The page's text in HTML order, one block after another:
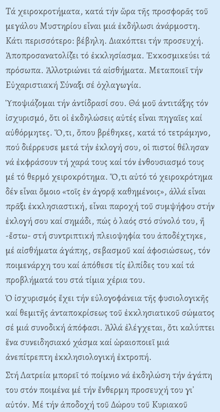
Tά χειροκροτήματα, κατά τήν ὥρα τῆς προσφορᾶς τοῦ
μεγάλου Mυστηρίου εἶναι μιά ἐκδήλωσι ἀνάρμοστη.
Kάτι περισσότερο: βέβηλη. Διακόπτει τήν προσευχή.
Ἀποπροσανατολίζει τό ἐκκλησίασμα. Ἐκκοσμικεύει τά
πρόσωπα. Ἀλλοτριώνει τά αἰσθήματα. Mεταποιεῖ τήν
Eὐχαριστιακή Σύναξι σέ ὁχλαγωγία.
Ὑποψιάζομαι τήν ἀντίδρασί σου. Θά μοῦ ἀντιτάξης τόν
ἰσχυρισμό, ὅτι οἱ ἐκδηλώσεις αὐτές εἶναι πηγαῖες καί
αὐθόρμητες. Ὅ,τι, ὅπου βρέθηκες, κατά τό τετράμηνο,
πού διέρρευσε μετά τήν ἐκλογή σου, οἱ πιστοί θέλησαν
νά ἐκφράσουν τή χαρά τους καί τόν ἐνθουσιασμό τους
μέ τό θερμό χειροκρότημα. Ὅ,τι αὐτό τό χειροκρότημα
δέν εἶναι ὅμοιο «τοῖς ἐν ἀγορᾷ καθημένοις», ἀλλά εἶναι
πρᾶξι ἐκκλησιαστική, εἶναι παροχή τοῦ συμψήφου στήν
ἐκλογή σου καί σημάδι, πώς ὁ λαός στό σύνολό του, ἤ
-ἔστω- στή συντριπτική πλειοψηφία του ἀποδέχτηκε,
μέ αἰσθήματα ἀγάπης, σεβασμοῦ καί ἀφοσιώσεως, τόν
ποιμενάρχη του καί ἀπόθεσε τίς ἐλπίδες του καί τά
προβλήματά του στά τίμια χέρια του.
Ὁ ἰσχυρισμός ἔχει τήν εὐλογοφάνεια τῆς φυσιολογικῆς
καί θεμιτῆς ἀνταποκρίσεως τοῦ ἐκκλησιατικοῦ σώματος
σέ μιά συνοδική ἀπόφασι. Ἀλλά ἐλέγχεται, ὅτι καλύπτει
ἕνα συνειδησιακό χάσμα καί ὡραιοποιεῖ μιά
ἀνεπίτρεπτη ἐκκλησιολογική ἐκτροπή.
Στή Λατρεία μπορεῖ τό ποίμνιο νά ἐκδηλώση τήν ἀγάπη
του στόν ποιμένα μέ τήν ἔνθερμη προσευχή του γι᾽
αὐτόν. Mέ τήν ἀποδοχή τοῦ Δώρου τοῦ Kυριακοῦ